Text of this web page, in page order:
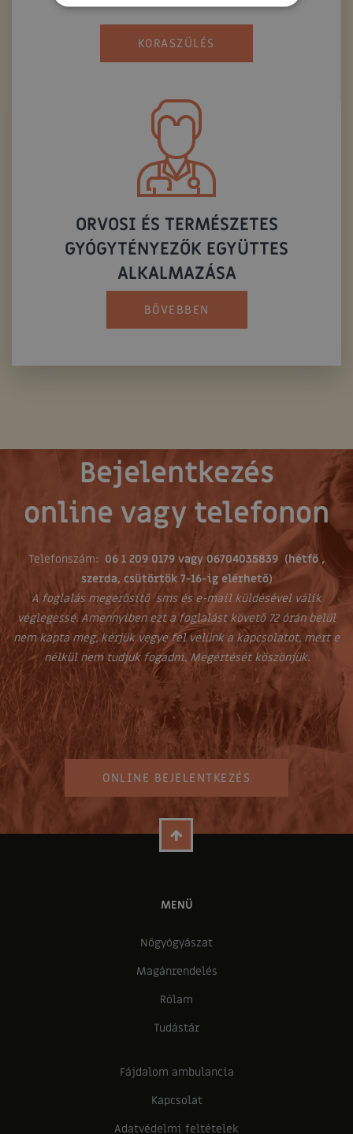
KORASZÜLÉS
ORVOSI ÉS TERMÉSZETES
GYÓGYTÉNYEZŐK EGYÜTTES
ALKALMAZÁSA
BŐVEBBEN
Bejelentkezés
online vagy telefonon
Telefonszám: 06 1 209 0179 vagy 06704035839 (hétfő ,
szerda, csütörtök 7-16-ig elérhető)
A foglalás megerősítő sms és e-mail küldésével válik
véglegessé. Amennyiben ezt a foglalást követő 72 órán belül
nem kapta meg, kérjük vegye fel velünk a kapcsolatot, mert e
nélkül nem tudjuk fogadni. Megértését köszönjük.
ONLINE BEJELENTKEZÉS
MENÜ
Nőgyógyászat
Magánrendelés
Rólam
Tudástár
Fájdalom ambulancia
Kapcsolat
Adatvédelmi feltételek